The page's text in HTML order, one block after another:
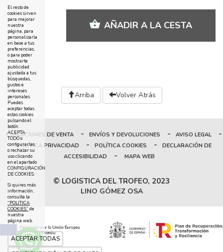
AÑADIR A LA CESTA
Arriba Volver Atrás
CONDICIONES DE VENTA - ENVÍOS Y DEVOLUCIONES - AVISO LEGAL -
POLÍTICA PRIVACIDAD - POLÍTICA COOKIES -
DECLARACIÓN DE
ACCESIBILIDAD
- MAPA WEB
© LOGISTICA DEL TROFEO, 2023
LINO GÓMEZ OSA
El resto de
cookies sirven
para mejorar
nuestra
página, para
personalizarla
en base a tus
preferencias,
o para poder
mostrarte
publicidad
ajustada a tus
búsquedas,
gustos e
intereses
personales.
Puedes
aceptar todas
estas cookies
pulsando el
botón
ACEPTA
TODO o
configurarlas
o rechazar su
uso clicando
en el apartado
CONFIGURACIÓN
DE COOKIES.
Si quires más
información,
consulta la
“POLITICA
COOKIES” de
nuestra
página web.
ACEPTAR TODAS